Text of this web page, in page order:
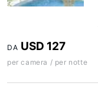
DA USD 127
per camera / per notte